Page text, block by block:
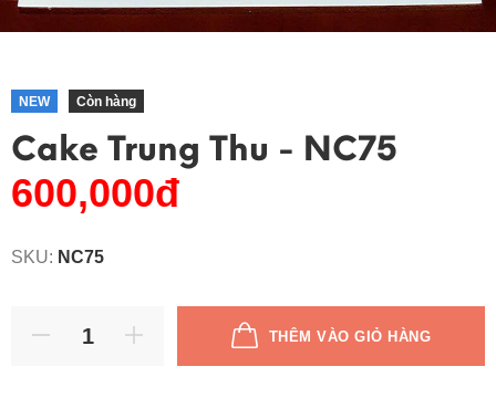
NEW Còn hàng
Cake Trung Thu - NC75
600,000đ
SKU: NC75
THÊM VÀO GIỎ HÀNG